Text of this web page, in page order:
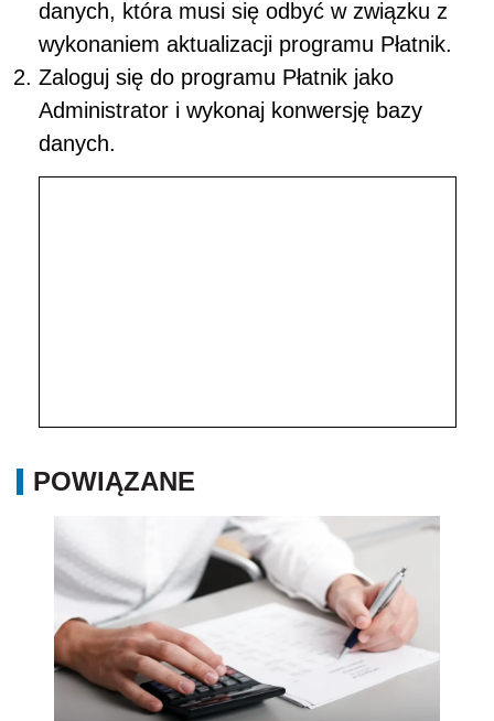
danych, która musi się odbyć w związku z
wykonaniem aktualizacji programu Płatnik.
Zaloguj się do programu Płatnik jako
Administrator i wykonaj konwersję bazy
danych.
POWIĄZANE